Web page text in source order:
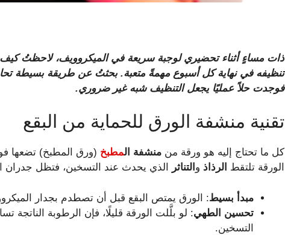
ذات مساءٍ أثناء تحضيري لوجبة سريعة في الميكروويف، لاحظتُ كيف
تنظيفه في نهاية كل أسبوع مهمةً متعبة. بحثتُ عن طريقة بسيطة
فوجدت حلاً عمليًا يجعل التنظيف شبه غير ضروري.
تقنية منشفة الورق للحماية من البقع
كل ما تحتاج إليه هو ورقة من منشفة المطبخ (ورق المطبخ) تضعها
الورقة تلتقط الرذاذ و التناثر الذي يحدث عند التسخين، فتظل جدران
مبدأ بسيط: الورق يمتص البقع قبل أن تصطدم بجدار
تحسين الطهي: لو بلَّلت الورقة قليلًا، فإن الرطوبة الناتجة
التسخين.